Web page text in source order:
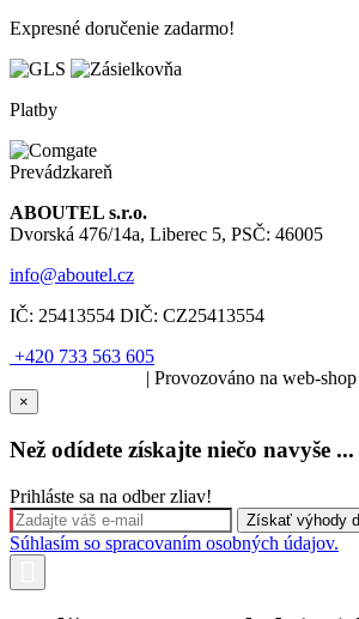
Expresné doručenie zadarmo!
Platby
Prevádzkareň
ABOUTEL s.r.o.
Dvorská 476/14a, Liberec 5, PSČ: 46005
info@aboutel.cz
IČ: 25413554 DIČ: CZ25413554
+420 733 563 605
| Provozováno na web-shop
×
Než odídete získajte niečo navyše ...
Prihláste sa na odber zliav!
Súhlasím so spracovaním osobných údajov.